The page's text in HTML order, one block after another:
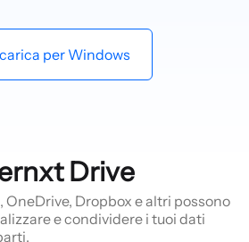
per Windows
Drive
OneDrive, Dropbox e altri possono
e condividere i tuoi dati